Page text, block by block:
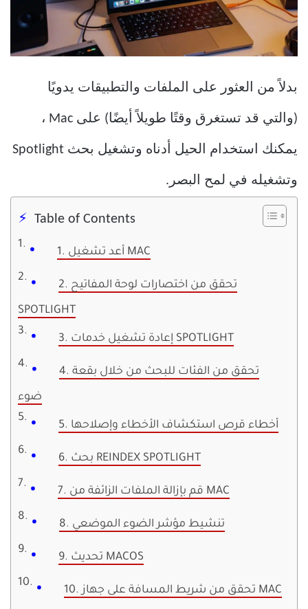
بدلاً من العثور على الملفات والتطبيقات يدويًا
(والتي قد تستغرق وقتًا طويلاً أيضًا) على Mac ،
يمكنك استخدام الحيل أدناه وتشغيل بحث Spotlight
وتشغيله في لمح البصر.
Table of Contents
1. أعد تشغيل MAC
2. تحقق من اختصارات لوحة المفاتيح
SPOTLIGHT
3. إعادة تشغيل خدمات SPOTLIGHT
4. تحقق من الفئات للبحث من خلال بقعة
ضوء
5. أخطاء قرص استكشاف الأخطاء وإصلاحها
6. بحث REINDEX SPOTLIGHT
7. قم بإزالة الملفات الزائفة من MAC
8. تنشيط مؤشر الضوء الموضعي
9. تحديث MACOS
10. تحقق من شريط المسافة على جهاز MAC